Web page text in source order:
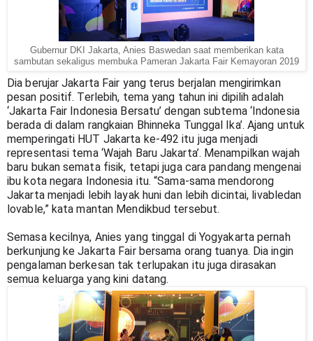
Gubernur DKI Jakarta, Anies Baswedan saat memberikan kata
sambutan sekaligus membuka Pameran Jakarta Fair Kemayoran 2019
Dia berujar Jakarta Fair yang terus berjalan mengirimkan
pesan positif. Terlebih, tema yang tahun ini dipilih adalah
‘Jakarta Fair Indonesia Bersatu’ dengan subtema ‘Indonesia
berada di dalam rangkaian Bhinneka Tunggal Ika’. Ajang untuk
memperingati HUT Jakarta ke-492 itu juga menjadi
representasi tema ‘Wajah Baru Jakarta’. Menampilkan wajah
baru bukan semata fisik, tetapi juga cara pandang mengenai
ibu kota negara Indonesia itu. “Sama-sama mendorong
Jakarta menjadi lebih layak huni dan lebih dicintai, livabledan
lovable,” kata mantan Mendikbud tersebut.
Semasa kecilnya, Anies yang tinggal di Yogyakarta pernah
berkunjung ke Jakarta Fair bersama orang tuanya. Dia ingin
pengalaman berkesan tak terlupakan itu juga dirasakan
semua keluarga yang kini datang.